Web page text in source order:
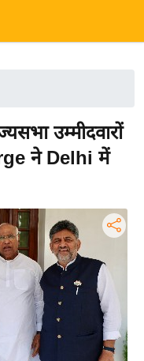
उम्मीदवारों
ने Delhi में